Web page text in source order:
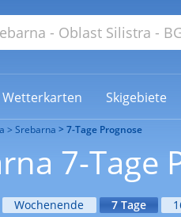
Wetterkarten Skigebiete
Srebarna 7-Tage Prognose
7-Tage
Wochenende 7 Tage